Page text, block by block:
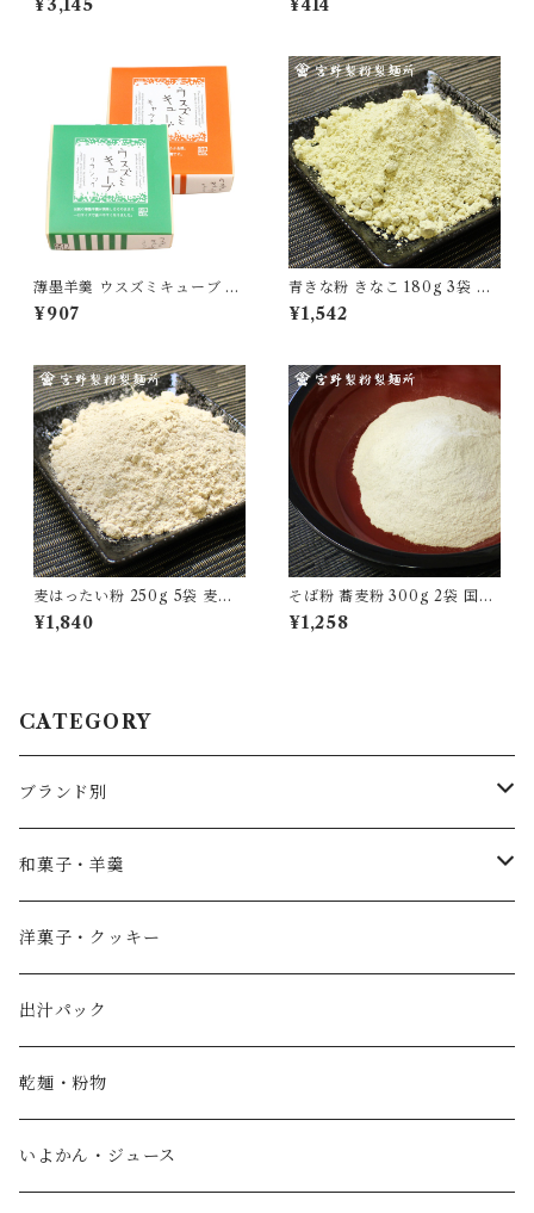
グルメ 粉物 [myn-sbk-05]
¥3,145
グルメ 粉物 [myn-sknk-01]
¥414
薄墨羊羹 ウスズミキューブ ク
ラシック キャラメル 各1箱 [y
okan-cb-mix2b]
¥907
青きな粉 きなこ 180g 3袋 国
産 無添加 大豆 自家製粉 食品
グルメ 粉物 [myn-aknk-03]
¥1,542
麦はったい粉 250g 5袋 麦こ
がし 粉末 国産 裸麦100％ 自
家製粉 無添加 昔ながら 食品
¥1,840
そば粉 蕎麦粉 300g 2袋 国産
100％ 自家製粉 無添加 食品
グルメ 粉物 [myn-sbk-02]
¥1,258
CATEGORY
ブランド別
薄墨羊羹
やすまるだし
宮野製粉製麺所
IoLy
和泉農園
和菓子・羊羹
こざくら
どら焼き
ウスズミキューブ
薄墨羊羹小棹
洋菓子・クッキー
出汁パック
乾麺・粉物
いよかん・ジュース